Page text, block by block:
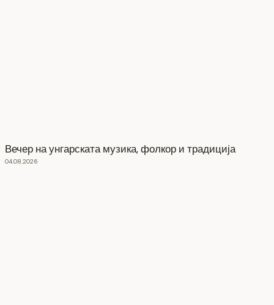
Вечер на унгарската музика, фолкор и традиција
04.08.2026